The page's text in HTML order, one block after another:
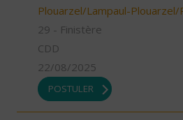
Plouarzel/Lampaul-
29 - Finistère
CDD
22/08/2025
POSTULER